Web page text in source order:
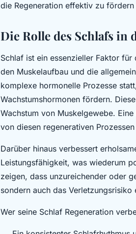
die Regeneration effektiv zu
Die Rolle des Schlafs in
Schlaf ist ein essenzieller Faktor
den Muskelaufbau und die
komplexe hormonelle Prozesse
Wachstumshormonen fördern.
Wachstum von Muskelgewebe.
von diesen regenerativen
Darüber hinaus verbessert
Leistungsfähigkeit, was wiederum
zeigen, dass unzureichender oder
sondern auch das
Wer seine Schlaf Regeneration